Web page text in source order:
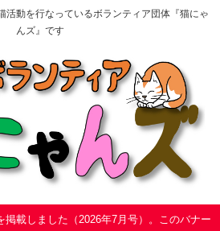
活動を行なっているボランティア団体『猫にゃ
んズ』です
掲載しました（2026年7月号）。このバナー